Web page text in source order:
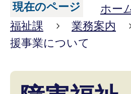
現在のページ ホー
福祉課
業務案内
援事業について